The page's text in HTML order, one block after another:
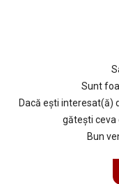
Sunt
Dacă ești interesat(ă)
gătești ceva
Bun